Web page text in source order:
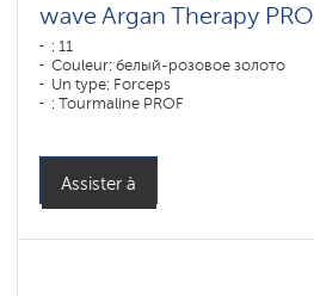
wave Argan Therapy PRO
: 11
Couleur: белый-розовое золото
Un type: Forceps
: Tourmaline PROF
Assister à